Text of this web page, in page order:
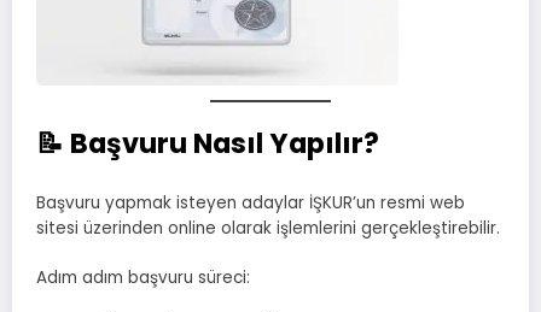
📝 Başvuru Nasıl Yapılır?
Başvuru yapmak isteyen adaylar İŞKUR’un resmi web
sitesi üzerinden online olarak işlemlerini gerçekleştirebilir.
Adım adım başvuru süreci: